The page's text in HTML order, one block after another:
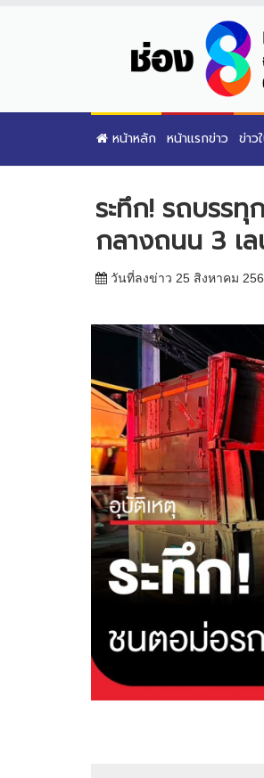
หน้าหลัก หน้าแรกข่าว ข่าว
ระทึก! รถบรร
กลางถนน 3 เ
วันที่ลงข่าว 25 สิงหาคม